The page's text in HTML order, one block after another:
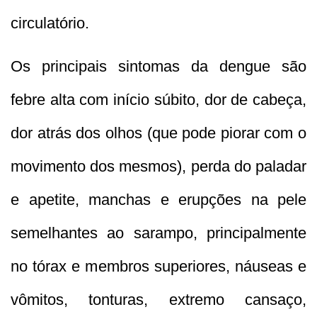
circulatório.
Os principais sintomas da dengue são
febre alta com início súbito, dor de cabeça,
dor atrás dos olhos (que pode piorar com o
movimento dos mesmos), perda do paladar
e apetite, manchas e erupções na pele
semelhantes ao sarampo, principalmente
no tórax e membros superiores, náuseas e
vômitos, tonturas, extremo cansaço,